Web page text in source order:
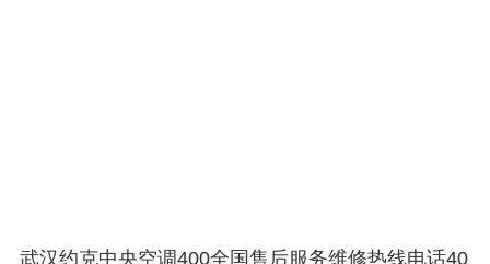
武汉约克中央空调400全国售后服务维修热线电话40